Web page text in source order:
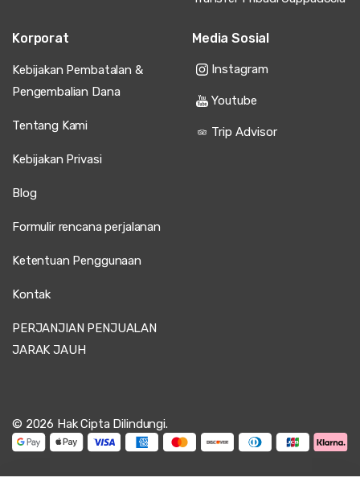
Korporat
Kebijakan Pembatalan &
Pengembalian Dana
Tentang Kami
Kebijakan Privasi
Blog
Formulir rencana perjalanan
Ketentuan Penggunaan
Kontak
PERJANJIAN PENJUALAN
JARAK JAUH
Media Sosial
Instagram
Youtube
Trip Advisor
© 2026 Hak Cipta Dilindungi.